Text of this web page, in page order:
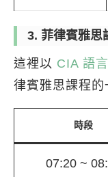
3. 菲律賓雅思
這裡以 CIA 語
律賓雅思課程的
時段
07:20 ~